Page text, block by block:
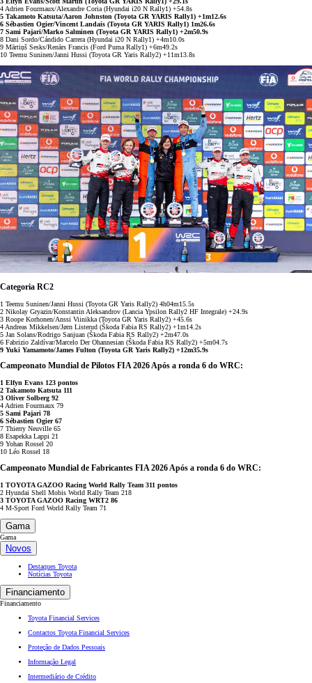
4 Adrien Fourmaux/Alexandre Coria (Hyundai i20 N Rally1) +54.8s
5 Takamoto Katsuta/Aaron Johnston (Toyota GR YARIS Rally1) +1m12.6s
6 Sébastien Ogier/Vincent Landais (Toyota GR YARIS Rally1) 1m26.6s
7 Sami Pajari/Marko Salminen (Toyota GR YARIS Rally1) +2m50.9s
8 Dani Sordo/Cándido Carrera (Hyundai i20 N Rally1) +4m10.0s
9 Mārtiņš Sesks/Renārs Francis (Ford Puma Rally1) +6m49.2s
10 Teemu Suninen/Janni Hussi (Toyota GR Yaris Rally2) +11m13.8s
Categoria RC2
1 Teemu Suninen/Janni Hussi (Toyota GR Yaris Rally2) 4h04m15.5s
2 Nikolay Gryazin/Konstantin Aleksandrov (Lancia Ypsilon Rally2 HF Integrale) +24.9s
3 Roope Korhonen/Anssi Viinikka (Toyota GR Yaris Rally2) +45.6s
4 Andreas Mikkelsen/Jørn Listerud (Škoda Fabia RS Rally2) +1m14.2s
5 Jan Solans/Rodrigo Sanjuan (Škoda Fabia RS Rally2) +2m47.0s
6 Fabrizio Zaldívar/Marcelo Der Ohannesian (Škoda Fabia RS Rally2) +5m04.7s
9 Yuki Yamamoto/James Fulton (Toyota GR Yaris Rally2) +12m35.9s
Campeonato Mundial de Pilotos FIA 2026 Após a ronda 6 do WRC:
1 Elfyn Evans 123 pontos
2 Takamoto Katsuta 111
3 Oliver Solberg 92
4 Adrien Fourmaux 79
5 Sami Pajari 78
6 Sébastien Ogier 67
7 Thierry Neuville 65
8 Esapekka Lappi 21
9 Yohan Rossel 20
10 Léo Rossel 18
Campeonato Mundial de Fabricantes FIA 2026 Após a ronda 6 do WRC:
1 TOYOTA GAZOO Racing World Rally Team 311 pontos
2 Hyundai Shell Mobis World Rally Team 218
3 TOYOTA GAZOO Racing WRT2 86
4 M-Sport Ford World Rally Team 71
Gama
Gama
Novos
Destaques Toyota
Notícias Toyota
Financiamento
Financiamento
Toyota Financial Services
Contactos Toyota Financial Services
Proteção de Dados Pessoais
Informação Legal
Intermediário de Crédito